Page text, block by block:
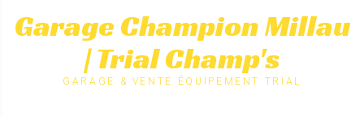
Garage Champion Millau
| Trial Champ's
GARAGE & VENTE ÉQUIPEMENT TRIAL